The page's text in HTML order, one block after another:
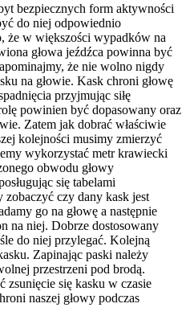
bezpiecznych form aktywności
do niej odpowiednio
że w większości wypadków na
głowa jeźdźca powinna być
że nie wolno nigdy
na głowie. Kask chroni głowę
przyjmując siłę
powinien być dopasowany oraz
Zatem jak dobrać właściwie
kolejności musimy zmierzyć
wykorzystać metr krawiecki
obwodu głowy
się tabelami
czy dany kask jest
go na głowę a następnie
na niej. Dobrze dostosowany
do niej przylegać. Kolejną
Zapinając paski należy
przestrzeni pod brodą.
się kasku w czasie
naszej głowy podczas